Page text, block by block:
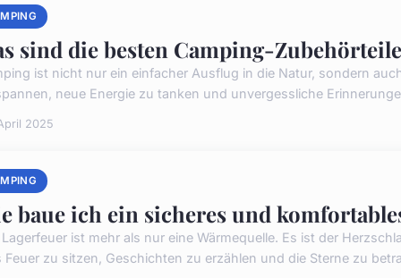
sind die besten Camping-
ist nicht nur ein einfacher Ausflug in die Natur, sondern
neue Energie zu tanken und unvergessliche
2025
baue ich ein sicheres und
Lagerfeuer ist mehr als nur eine Wärmequelle. Es ist der
Feuer zu sitzen, Geschichten zu erzählen und die Sterne zu